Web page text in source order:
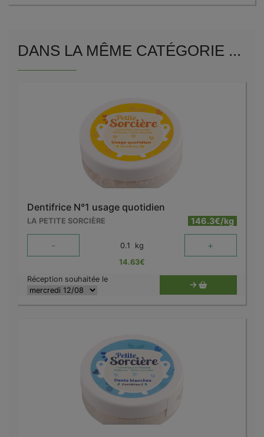
DANS LA MÊME CATÉGORIE ...
Dentifrice N°1 usage quotidien
LA PETITE SORCIÈRE 146.3€/kg
- 0.1 kg +
14.63€
Réception souhaitée le